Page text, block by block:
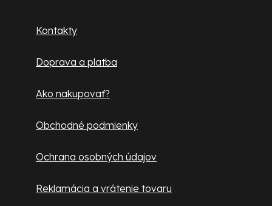
Kontakty
Doprava a platba
Ako nakupovať?
Obchodné podmienky
Ochrana osobných údajov
Reklamácia a vrátenie tovaru